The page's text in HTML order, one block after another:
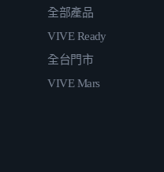
全部產品
VIVE Ready
全台門市
VIVE Mars